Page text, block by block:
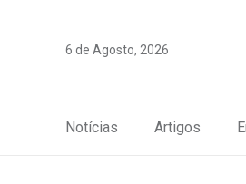
6 de Agosto, 2026
Notícias Artigos